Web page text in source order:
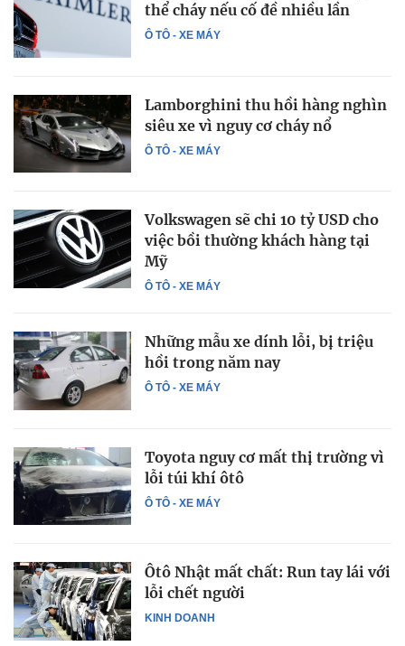
Ô TÔ - XE MÁY
thể cháy nếu cố đề nhiều lần
Ô TÔ - XE MÁY
Lamborghini thu hồi hàng nghìn
siêu xe vì nguy cơ cháy nổ
Ô TÔ - XE MÁY
Volkswagen sẽ chi 10 tỷ USD cho
việc bồi thường khách hàng tại
Mỹ
Ô TÔ - XE MÁY
Những mẫu xe dính lỗi, bị triệu
hồi trong năm nay
Ô TÔ - XE MÁY
Toyota nguy cơ mất thị trường vì
lỗi túi khí ôtô
KINH DOANH
Ôtô Nhật mất chất: Run tay lái với
lỗi chết người